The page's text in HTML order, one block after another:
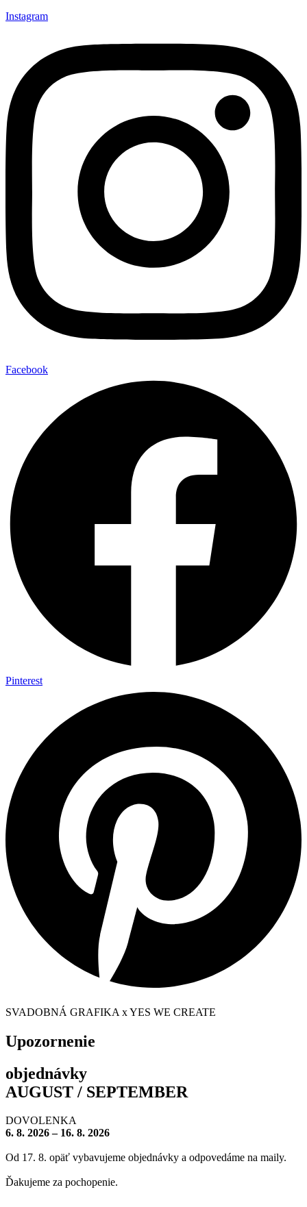
Instagram
Facebook
Pinterest
SVADOBNÁ GRAFIKA x YES WE CREATE
Upozornenie
objednávky
AUGUST / SEPTEMBER
DOVOLENKA
6. 8. 2026 – 16. 8. 2026
Od 17. 8. opäť vybavujeme objednávky a odpovedáme na maily.
Ďakujeme za pochopenie.